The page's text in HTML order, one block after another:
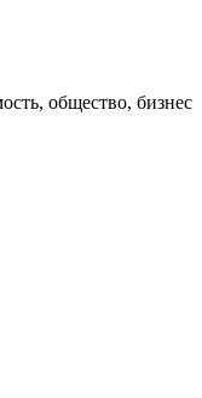
общество, бизнес